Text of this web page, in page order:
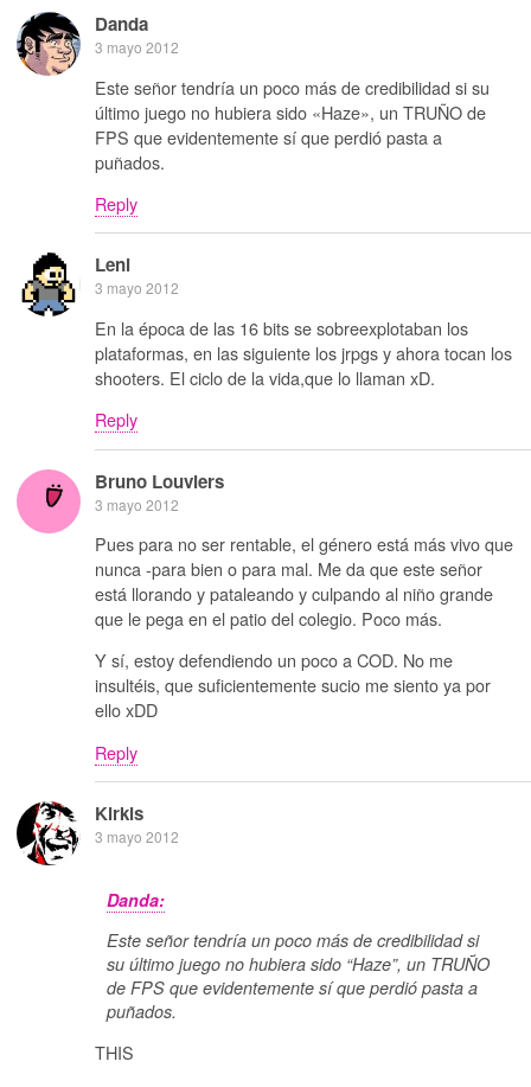
Danda
3 mayo 2012
Este señor tendría un poco más de credibilidad si su
último juego no hubiera sido «Haze», un TRUÑO de
FPS que evidentemente sí que perdió pasta a
puñados.
Reply
Leni
3 mayo 2012
En la época de las 16 bits se sobreexplotaban los
plataformas, en las siguiente los jrpgs y ahora tocan los
shooters. El ciclo de la vida,que lo llaman xD.
Reply
Bruno Louviers
3 mayo 2012
Pues para no ser rentable, el género está más vivo que
nunca -para bien o para mal. Me da que este señor
está llorando y pataleando y culpando al niño grande
que le pega en el patio del colegio. Poco más.
Y sí, estoy defendiendo un poco a COD. No me
insultéis, que suficientemente sucio me siento ya por
ello xDD
Reply
Kirkis
3 mayo 2012
Danda:
Este señor tendría un poco más de credibilidad si
su último juego no hubiera sido “Haze”, un TRUÑO
de FPS que evidentemente sí que perdió pasta a
puñados.
THIS